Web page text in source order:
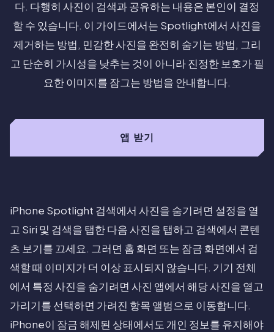
다. 다행히 사진이 검색과 공유하는 내용은 본인이 결정
할 수 있습니다. 이 가이드에서는 Spotlight에서 사진을
제거하는 방법, 민감한 사진을 완전히 숨기는 방법, 그리
고 단순히 가시성을 낮추는 것이 아니라 진정한 보호가 필
요한 이미지를 잠그는 방법을 안내합니다.
앱 받기
iPhone Spotlight 검색에서 사진을 숨기려면 설정을 열
고 Siri 및 검색을 탭한 다음 사진을 탭하고 검색에서 콘텐
츠 보기를 끄세요. 그러면 홈 화면 또는 잠금 화면에서 검
색할 때 이미지가 더 이상 표시되지 않습니다. 기기 전체
에서 특정 사진을 숨기려면 사진 앱에서 해당 사진을 열고
가리기를 선택하면 가려진 항목 앨범으로 이동합니다.
iPhone이 잠금 해제된 상태에서도 개인 정보를 유지해야